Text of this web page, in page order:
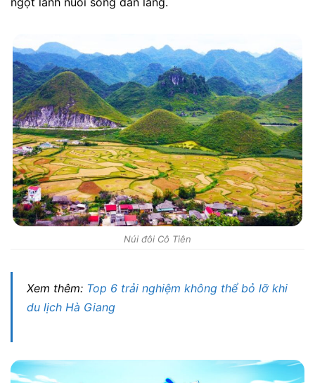
Núi đôi Cô Tiên
Xem thêm: Top 6 trải nghiệm không thể bỏ lỡ khi
du lịch Hà Giang